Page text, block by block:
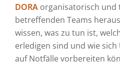
DORA organisatorisch und
betreffenden Teams
wissen, was zu tun ist,
erledigen sind und wie
auf Notfälle vorbereiten